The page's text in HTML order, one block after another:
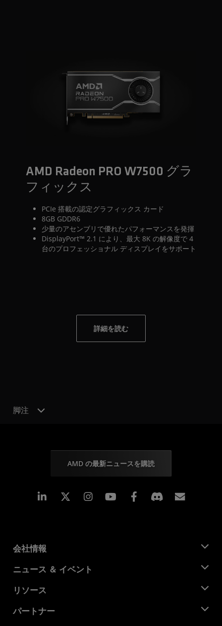
AMD Radeon PRO W7500 グラ
フィックス
PCIe 搭載の認定グラフィックス カード
8GB GDDR6
少量のアセンブリで優れたパフォーマンスを発揮
DisplayPort™ 2.1 により、最大 8K の解像度で 4
台のプロフェッショナル ディスプレイをサポート
詳細を読む
脚注
AMD の最新ニュースを購読
Linkedin Instagram Facebook
会社情報
AMD について
企業責任
キャリア
お問い合わせ
ニュース ＆ イベント
ニュースルーム
メディア ライブラリ
リソース
デベロッパー セントラル
パートナー